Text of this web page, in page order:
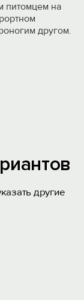
питомцем на
другом.
другие